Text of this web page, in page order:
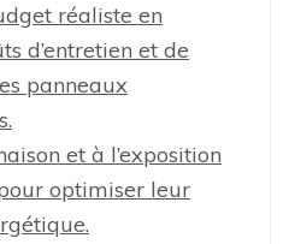
réaliste en
d’entretien et de
panneaux
et à l’exposition
optimiser leur